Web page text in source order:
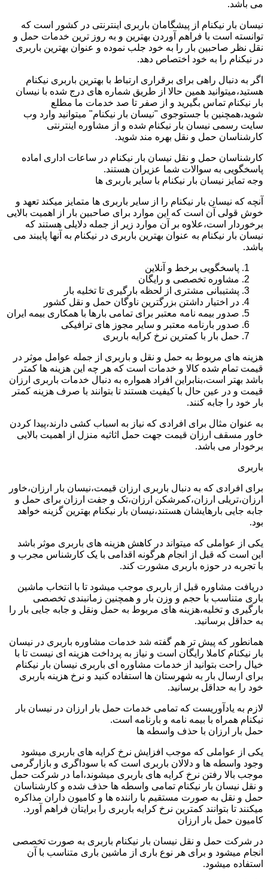
می باشد.
نیسان بار نیکنام از پیشگامان باربری اینترنتی در کشور است که
توانسته است با فراهم آوردن بهترین و به روز ترین خدمات حمل و
نقل نظر صاحبین بار را به خود جلب نموده و عنوان بهترین باربری
در نیکنام را به خود اختصاص دهد.
اگر به دنبال راهی برای برقراری ارتباط با بهترین باربری نیکنام
هستید،میتوانید همین حالا از طریق شماره های درج شده با نیسان
بار نیکنام تماس بگیرید و از صفر تا صد خدمات ما مطلع
شوید،همچنین با جستوجوی "نیسان بار نیکنام" میتوانید وارد وب
سایت رسمی نیسان بار نیکنام شده و از مشاوره اینترنتی
کارشناسان حمل و نقل بهره مند شوید.
کارشناسان حمل و نقل نیسان بار نیکنام در ساعات اداری اماده
پاسخگویی به سوالات شما عزیران هستند.
وجه تمایز نیسان بار نیکنام با سایر باربری ها
آنچه که نیسان بار نیکنام را از سایر باربری ها متمایز میکند تعهد و
خوش قولی آن است که این موارد برای صاحبین بار از اهمیت بالایی
برخوردار است،علاوه بر آن موارد زیر از جمله دلایلی هستند که
نیسان بار نیکنام به عنوان بهترین باربری در نیکنام به آنها پایبند می
باشد.
پاسخگویی برخط و آنلاین
مشاوره تخصصی و رایگان
پشتیبانی مشتری از لحظه بارگیری تا تخلیه بار
در اختیار داشتن بزرگترین ناوگان حمل و نقل کشور
صدور بیمه نامه معتبر برای تمامی بارها با همکاری بیمه ایران
صدور بارنامه معتبر و سایر مجوز های ترافیکی
حمل بار با کمترین نرخ کرایه باربری
هزینه های مربوط به حمل و نقل و باربری از جمله عوامل موثر در
قیمت تمام شده کالا و خدمات است که هر چه این هزینه ها کمتر
باشد بهتر است،بنابراین افراد همواره به دنبال خدمات باربری ارزان
قیمت و در عین حال با کیفیت هستند تا بتوانند با صرف هزینه کمتر
بار خود را جابه کنند.
به عنوان مثال برای افرادی که نیاز به اسباب کشی دارند،پیدا کردن
خاور مسقف ارزان قیمت جهت حمل اثاثیه منزل از اهمیت بالایی
برخودار می باشد.
باربری
برای افرادی که به دنبال باربری ارزان قیمت،نیسان بار ارزان،خاور
ارزان،تریلی ارزان،کمرشکن ارزان،تک و جفت ارزان برای حمل و
جابه جایی بارهایشان هستند،نیسان بار نیکنام بهترین گزینه خواهد
بود.
یکی از عواملی که میتواند در کاهش هزینه های باربری موثر باشد
این است که قبل از انجام هرگونه اقدامی با یک کارشناس مجرب و
با تجربه در حوزه باربری مشورت کند.
دریافت مشاوره قبل از باربری موجب میشود تا با انتخاب ماشین
باری متناسب با حجم و وزن بار و همچنین زمانبندی تخصصی
بارگیری و تخلیه،هزینه های مربوط به حمل ونقل و جابه جایی بار را
به حداقل برسانید.
همانطور که پیش تر هم گفته شد خدمات مشاوره باربری در نیسان
بار نیکنام کاملا رایگان است و نیاز به پرداخت هزینه ای نیست تا با
خیال راحت بتوانید از خدمات مشاوره ای باربری نیسان بار نیکنام
برای ارسال بار به شهرستان ها استفاده کنید و نرخ هزینه باربری
خود را به حداقل برسانید.
لازم به یادآوریست که تمامی خدمات حمل بار ارزان در نیسان بار
نیکنام همراه با بیمه نامه و بارنامه است.
حمل بار ارزان با حذف واسطه ها
یکی از عواملی که موجب افزایش نرخ کرایه های باربری میشود
وجود واسطه ها و دلالان باربری است که با سوداگری و بازارگرمی
موجب بالا رفتن نرخ کرایه های باربری میشوند،اما در شرکت حمل
و نقل نیسان بار نیکنام تمامی واسطه ها حذف شده و کارشناسان
حمل و نقل به صورت مستقیم با راننده ها و کامیون داران مذاکره
میکنند تا بتوانند کمترین نرخ کرایه باربری را برایتان فراهم آورد.
کامیون حمل بار ارزان
در شرکت حمل و نقل نیسان بار نیکنام باربری به صورت تخصصی
انجام میشود و برای هر نوع باری از ماشین باری متناسب با آن
استفاده میشود.